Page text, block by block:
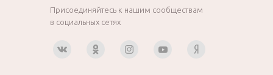
Присоединяйтесь к нашим сообществам
в социальных сетях